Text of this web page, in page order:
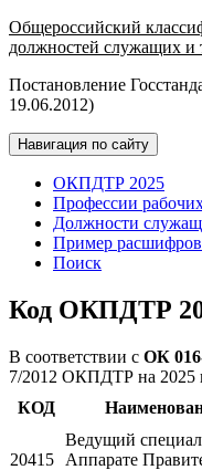
Общероссийский
должностей служащих и
Постановление
19.06.2012)
Навигация по сайту
ОКПДТР 2025
Профессии
Должности
Пример
Поиск
Код ОКПДТР
В соответствии с ОК
7/2012 ОКПДТР на 2025
КОД
20415
Ведущий
Аппарате